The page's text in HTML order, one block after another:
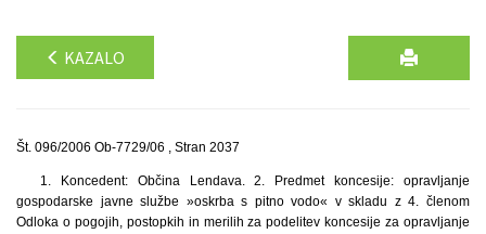
KAZALO
Št. 096/2006 Ob-7729/06 , Stran 2037
1. Koncedent: Občina Lendava. 2. Predmet koncesije: opravljanje
gospodarske javne službe »oskrba s pitno vodo« v skladu z 4. členom
Odloka o pogojih, postopkih in merilih za podelitev koncesije za opravljanje